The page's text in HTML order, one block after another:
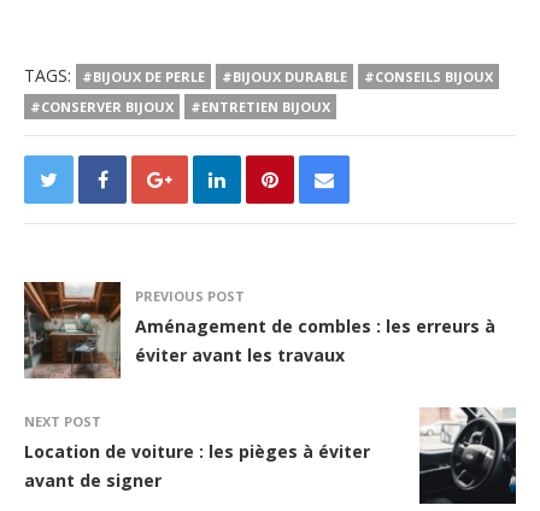
TAGS: #BIJOUX DE PERLE #BIJOUX DURABLE
#CONSEILS BIJOUX
#CONSERVER BIJOUX
#ENTRETIEN BIJOUX
PREVIOUS POST
Aménagement de combles : les erreurs à
éviter avant les travaux
NEXT POST
Location de voiture : les pièges à éviter
avant de signer